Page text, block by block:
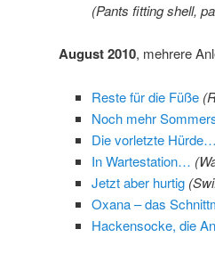
(Pants fitting shell,
August 2010, mehrere
Reste für die Füße
Noch mehr
Die vorletzte Hürde…
In Wartestation…
Jetzt aber hurtig
Oxana – das
Hackensocke, die